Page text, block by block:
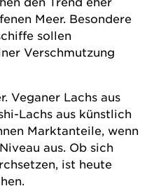
Meer. Besondere
sollen
Verschmutzung
Veganer Lachs aus
Lachs aus künstlich
Marktanteile, wenn
aus. Ob sich
ist heute